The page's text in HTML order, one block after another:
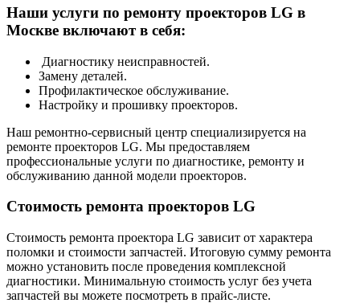
Наши услуги по ремонту проекторов LG в
Москве включают в себя:
Диагностику неисправностей.
Замену деталей.
Профилактическое обслуживание.
Настройку и прошивку проекторов.
Наш ремонтно-сервисный центр специализируется на
ремонте проекторов LG. Мы предоставляем
профессиональные услуги по диагностике, ремонту и
обслуживанию данной модели проекторов.
Стоимость ремонта проекторов LG
Стоимость ремонта проектора LG зависит от характера
поломки и стоимости запчастей. Итоговую сумму ремонта
можно установить после проведения комплексной
диагностики. Минимальную стоимость услуг без учета
запчастей вы можете посмотреть в прайс-листе.